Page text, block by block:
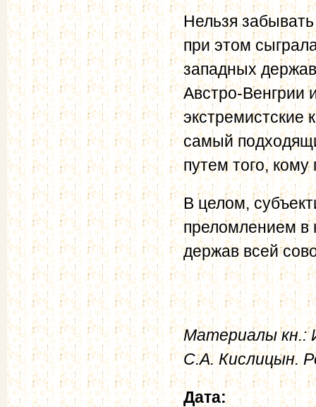
Нельзя
при этом
западных
Австро-Венгрии
экстремистские
самый
путем того,
В целом,
преломлением в
держав всей
Материалы кн.:
С.А. Кислицын.
Дата: